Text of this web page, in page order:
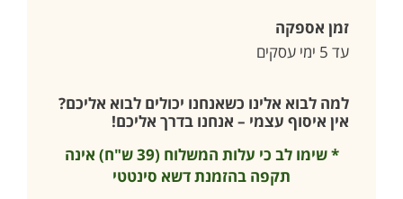
זמן אספקה
עד 5 ימי עסקים
למה לבוא אלינו כשאנחנו יכולים לבוא אליכם?
אין איסוף עצמי – אנחנו בדרך אליכם!
* שימו לב כי עלות המשלוח (39 ש"ח) אינה
תקפה בהזמנת דשא סינטטי